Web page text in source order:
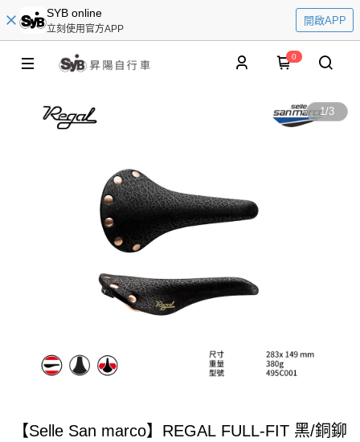
SYB online
立刻使用官方APP
開啟APP
0
1/3
【Selle San marco】REGAL FULL-FIT 黑/銅鉚